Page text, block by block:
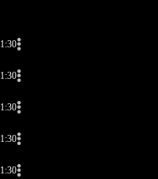
1:30
1:30
1:30
1:30
1:30